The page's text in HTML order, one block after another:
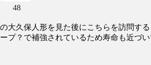
48
大久保人形を見た後にこちらを訪問す
プ？で補強されているため寿命も近づい